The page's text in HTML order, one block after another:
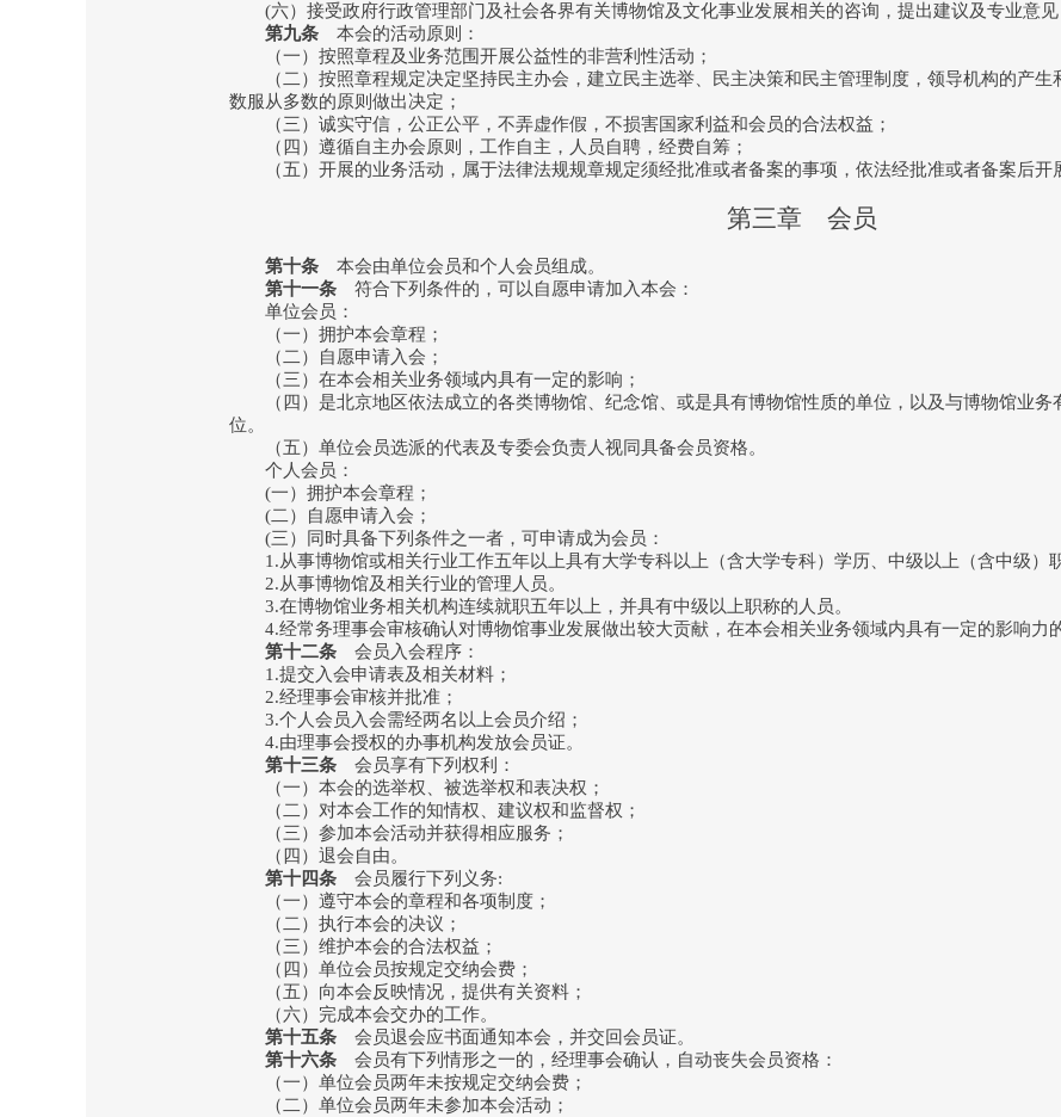
(六）接受政府行政管理部门及社会各界有关博物馆及文化事业发展相关的咨询，提出建议及专业意见
第九条 本会的活动原则：
（一）按照章程及业务范围开展公益性的非营利性活动；
（二）按照章程规定决定坚持民主办会，建立民主选举、民主决策和民主管理制度，领导机构的产生
数服从多数的原则做出决定；
（三）诚实守信，公正公平，不弄虚作假，不损害国家利益和会员的合法权益；
（四）遵循自主办会原则，工作自主，人员自聘，经费自筹；
（五）开展的业务活动，属于法律法规规章规定须经批准或者备案的事项，依法经批准或者备案后开
第三章 会员
第十条 本会由单位会员和个人会员组成。
第十一条 符合下列条件的，可以自愿申请加入本会：
单位会员：
（一）拥护本会章程；
（二）自愿申请入会；
（三）在本会相关业务领域内具有一定的影响；
（四）是北京地区依法成立的各类博物馆、纪念馆、或是具有博物馆性质的单位，以及与博物馆业务
位。
（五）单位会员选派的代表及专委会负责人视同具备会员资格。
个人会员：
(一）拥护本会章程；
(二）自愿申请入会；
(三）同时具备下列条件之一者，可申请成为会员：
1.从事博物馆或相关行业工作五年以上具有大学专科以上（含大学专科）学历、中级以上（含中级）
2.从事博物馆及相关行业的管理人员。
3.在博物馆业务相关机构连续就职五年以上，并具有中级以上职称的人员。
4.经常务理事会审核确认对博物馆事业发展做出较大贡献，在本会相关业务领域内具有一定的影响力的
第十二条 会员入会程序：
1.提交入会申请表及相关材料；
2.经理事会审核并批准；
3.个人会员入会需经两名以上会员介绍；
4.由理事会授权的办事机构发放会员证。
第十三条 会员享有下列权利：
（一）本会的选举权、被选举权和表决权；
（二）对本会工作的知情权、建议权和监督权；
（三）参加本会活动并获得相应服务；
（四）退会自由。
第十四条 会员履行下列义务:
（一）遵守本会的章程和各项制度；
（二）执行本会的决议；
（三）维护本会的合法权益；
（四）单位会员按规定交纳会费；
（五）向本会反映情况，提供有关资料；
（六）完成本会交办的工作。
第十五条 会员退会应书面通知本会，并交回会员证。
第十六条 会员有下列情形之一的，经理事会确认，自动丧失会员资格：
（一）单位会员两年未按规定交纳会费；
（二）单位会员两年未参加本会活动；